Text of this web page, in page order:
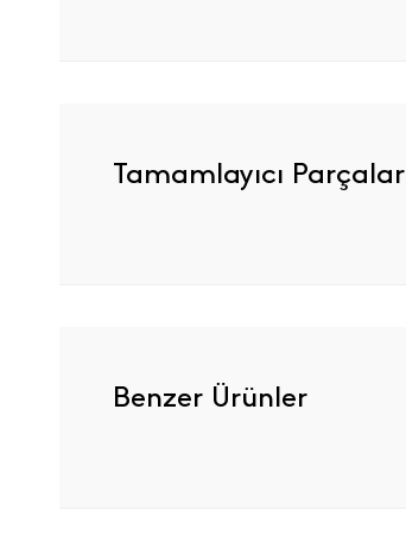
Benzer Ürünler
Tamamlayıcı Parçalar